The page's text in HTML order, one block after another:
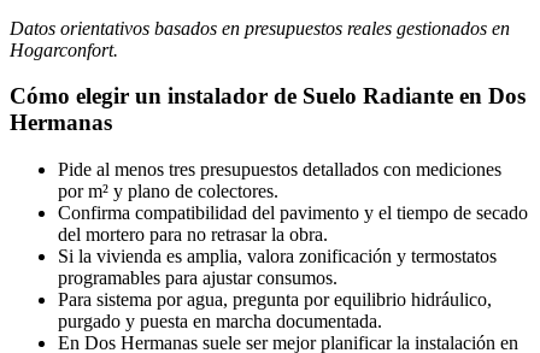
Datos orientativos basados en presupuestos reales gestionados en
Hogarconfort.
Cómo elegir un instalador de Suelo Radiante en Dos
Hermanas
Pide al menos tres presupuestos detallados con mediciones
por m² y plano de colectores.
Confirma compatibilidad del pavimento y el tiempo de secado
del mortero para no retrasar la obra.
Si la vivienda es amplia, valora zonificación y termostatos
programables para ajustar consumos.
Para sistema por agua, pregunta por equilibrio hidráulico,
purgado y puesta en marcha documentada.
En Dos Hermanas suele ser mejor planificar la instalación en